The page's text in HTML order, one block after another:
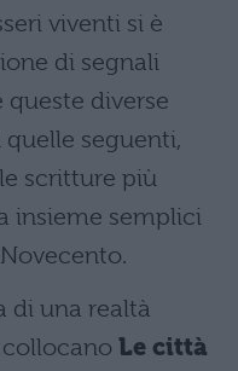
viventi si è
di segnali
diverse
quelle seguenti,
scritture più
insieme semplici
di una realtà
Le città